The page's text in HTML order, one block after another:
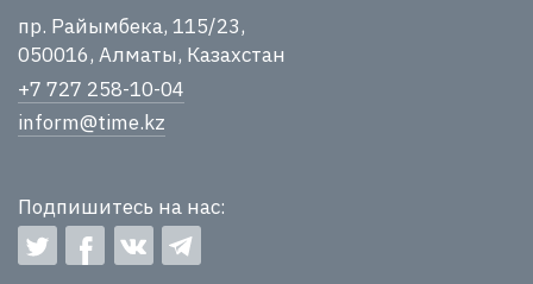
пр. Райымбека, 115/23,
050016, Алматы, Казахстан
+7 727 258-10-04
inform@time.kz
Подпишитесь на нас: